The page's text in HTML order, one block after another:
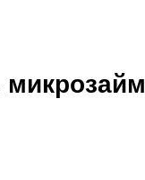
микрозайм